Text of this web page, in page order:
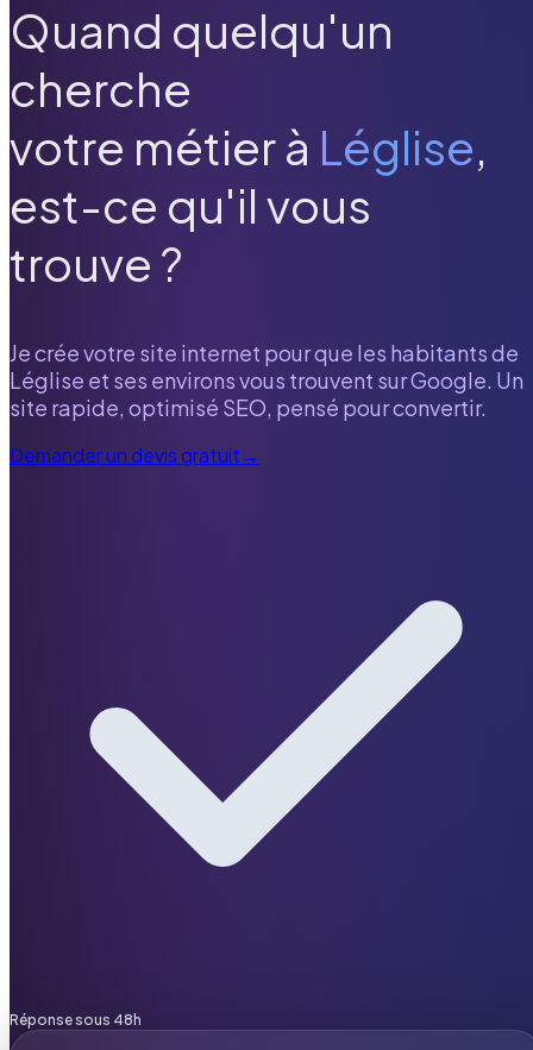
Quand quelqu'un
cherche
votre métier à Léglise,
est-ce qu'il vous
trouve ?
Je crée votre site internet pour que les habitants de
Léglise et ses environs vous trouvent sur Google. Un
site rapide, optimisé SEO, pensé pour convertir.
Demander un devis gratuit→
Réponse sous 48h